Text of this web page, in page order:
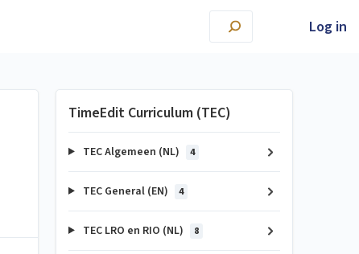
Log in
TimeEdit Curriculum (TEC)
TEC Algemeen (NL) 4
TEC General (EN) 4
TEC LRO en RIO (NL) 8